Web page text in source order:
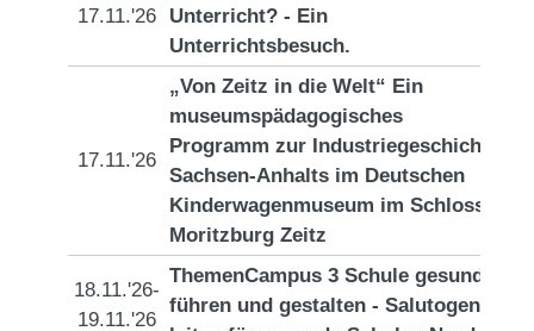
17.11.'26
Unterricht? - Ein
Unterrichtsbesuch.
17.11.'26
„Von Zeitz in die Welt“ Ein
museumspädagogisches
Programm zur Industriegeschichte
Sachsen-Anhalts im Deutschen
Kinderwagenmuseum im Schloss
Moritzburg Zeitz
18.11.'26-
19.11.'26
ThemenCampus 3 Schule gesund
führen und gestalten - Salutogen